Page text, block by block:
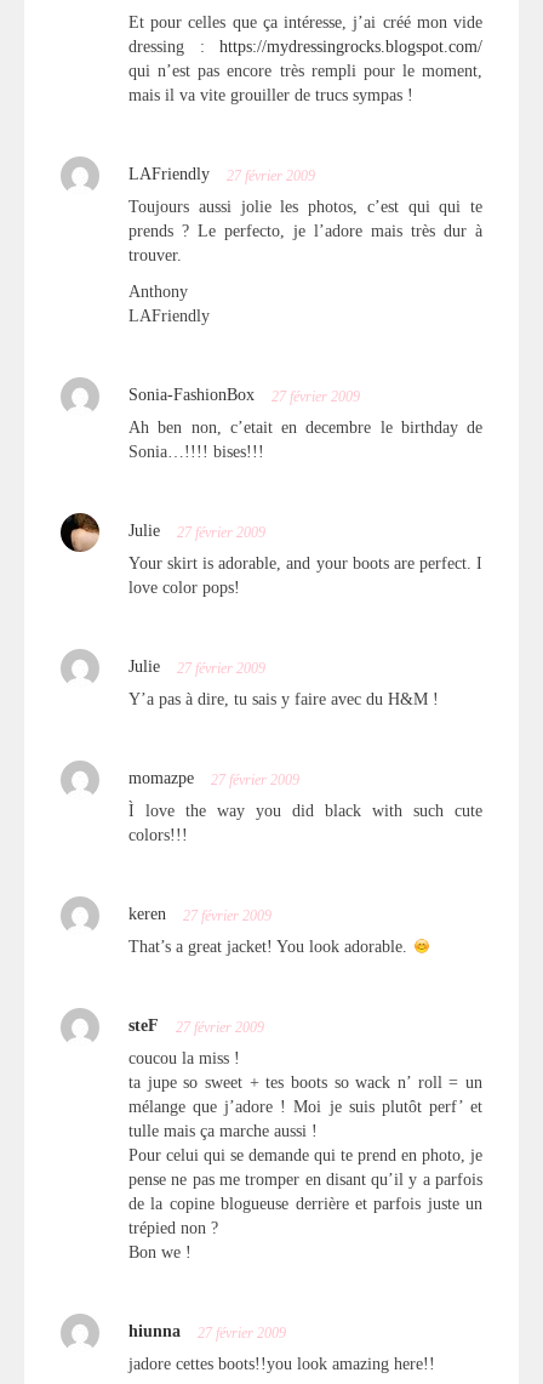
Et pour celles que ça intéresse, j’ai créé mon vide
dressing : https://mydressingrocks.blogspot.com/
qui n’est pas encore très rempli pour le moment,
mais il va vite grouiller de trucs sympas !
LAFriendly 27 février 2009
Toujours aussi jolie les photos, c’est qui qui te
prends ? Le perfecto, je l’adore mais très dur à
trouver.
Anthony
LAFriendly
Sonia-FashionBox 27 février 2009
Ah ben non, c’etait en decembre le birthday de
Sonia…!!!! bises!!!
Julie 27 février 2009
Your skirt is adorable, and your boots are perfect. I
love color pops!
Julie 27 février 2009
Y’a pas à dire, tu sais y faire avec du H&M !
momazpe 27 février 2009
Ì love the way you did black with such cute
colors!!!
keren 27 février 2009
That’s a great jacket! You look adorable.
steF 27 février 2009
coucou la miss !
ta jupe so sweet + tes boots so wack n’ roll = un
mélange que j’adore ! Moi je suis plutôt perf’ et
tulle mais ça marche aussi !
Pour celui qui se demande qui te prend en photo, je
pense ne pas me tromper en disant qu’il y a parfois
de la copine blogueuse derrière et parfois juste un
trépied non ?
Bon we !
hiunna 27 février 2009
jadore cettes boots!!you look amazing here!!